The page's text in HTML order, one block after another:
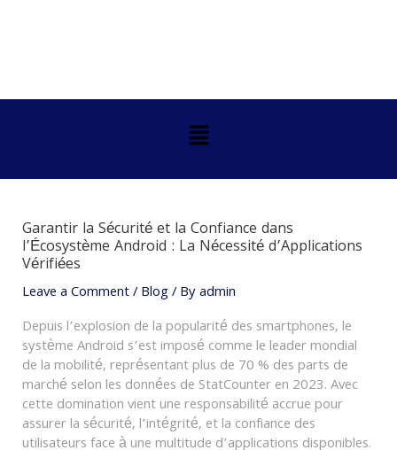
Menu
Garantir la Sécurité et la Confiance dans
l’Écosystème Android : La Nécessité d’Applications
Vérifiées
Leave a Comment/Blog/ Byadmin
Depuis l’explosion de la popularité des smartphones, le
système Android s’est imposé comme le leader mondial
de la mobilité, représentant plus de 70 % des parts de
marché selon les données de StatCounter en 2023. Avec
cette domination vient une responsabilité accrue pour
assurer la sécurité, l’intégrité, et la confiance des
utilisateurs face à une multitude d’applications disponibles.